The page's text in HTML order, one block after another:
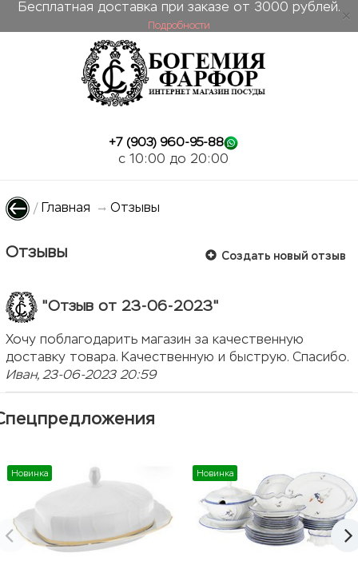
Бесплатная доставка при заказе от 3000 рублей.
Подробности
+7 (903) 960-95-88
c 10:00 до 20:00
/Главная Отзывы
Отзывы Создать новый отзыв
"Отзыв от 23-06-2023"
Хочу поблагодарить магазин за качественную
доставку товара. Качественную и быструю. Спасибо.
Иван, 23-06-2023 20:59
Новинка Новинка